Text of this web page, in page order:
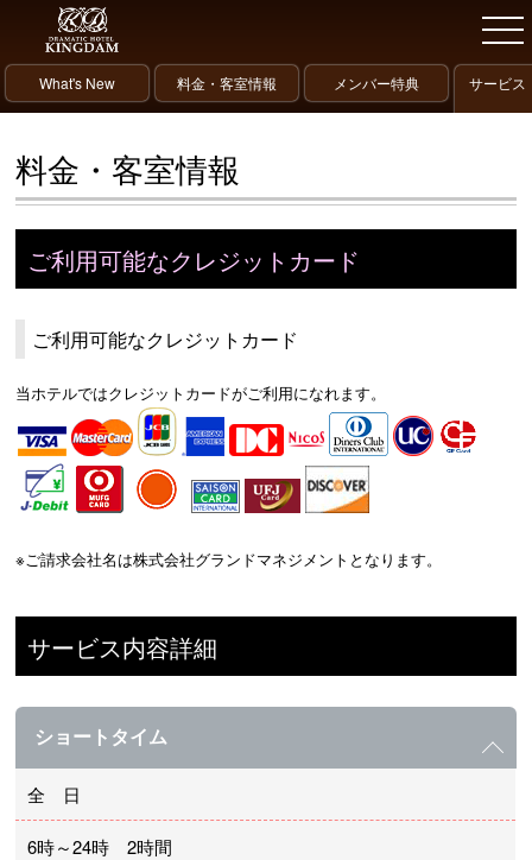
What's New 料金・客室情報 メンバー特典
サービス
報
料金・客室情報
ご利用可能なクレジットカード
ご利用可能なクレジットカード
当ホテルではクレジットカードがご利用になれます。
※ご請求会社名は株式会社グランドマネジメントとなります。
サービス内容詳細
ショートタイム
全 日
6時～24時 2時間